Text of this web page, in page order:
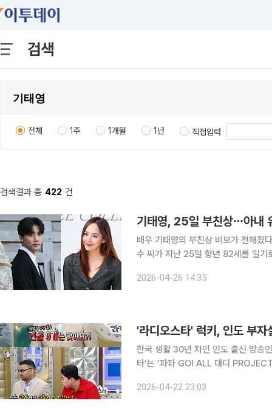
검색
전체 1주 1개월 1년 직접입력
검색결과 총 422 건
기태영, 25일 부친상⋯아내
배우 기태영의 부친상 비보가 전해졌다. 26일 기태영의 소속사 인컴퍼니 측은 “기태영의 부친
수 씨가 지난 25일 향년 82세를 일기로 별세했다”라고 알
족의 뜻에 따라 장례는 외부에 공개하
2026-04-26 14:35
'라디오스타' 럭키, 인도 부
한국 생활 30년 차인 인도 출신 방송인 럭키가 부자설
타’는 ‘파파 GO! ALL 대디
로 하면 커 보이지만 금액으로 하면
2026-04-22 23:03